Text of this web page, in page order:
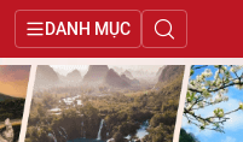
DANH MỤC